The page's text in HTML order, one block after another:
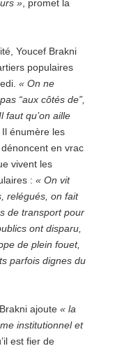
» , promet la
Youcef Brakni
populaires
« On ne
“aux côtés de”,
faut qu’on aille
Il énumère les
en vrac
vivent les
: « On vit
relégués, on fait
de transport pour
ont disparu,
de plein fouet,
parfois dignes du
ajoute « la
institutionnel et
est fier de